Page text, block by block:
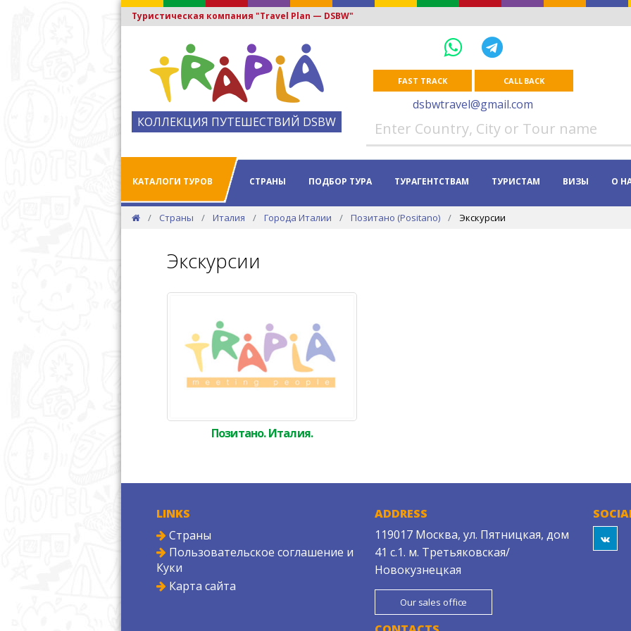
Туристическая компания "Travel Plan — DSBW"
КОЛЛЕКЦИЯ ПУТЕШЕСТВИЙ DSBW
FAST TRACK CALL BACK
dsbwtravel@gmail.com
КАТАЛОГИ ТУРОВ СТРАНЫ ПОДБОР ТУРА ТУРАГЕНТСТВАМ ТУРИСТАМ ВИЗЫ О
Страны Италия Города Италии Позитано (Positano) Экскурсии
Экскурсии
Позитано. Италия.
LINKS
Страны
Пользовательское соглашение и
Куки
Карта сайта
ADDRESS
119017 Москва, ул. Пятницкая, дом
41 с.1. м. Третьяковская/
Новокузнецкая
Our sales office